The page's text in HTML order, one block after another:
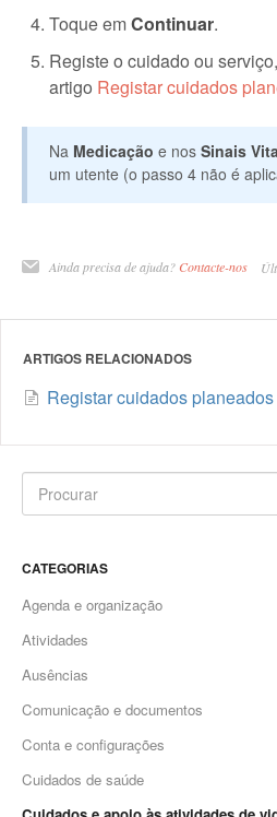
Toque emContinuar.
Registe o cuidado ou
artigo Registar cuidados
Na Medicação e nos Sinais
um utente (o passo 4 não é
Ainda precisa de ajuda? Contacte-nos
ARTIGOS RELACIONADOS
Registar cuidados planeados
CATEGORIAS
Agenda e organização
Atividades
Ausências
Comunicação e documentos
Conta e configurações
Cuidados de saúde